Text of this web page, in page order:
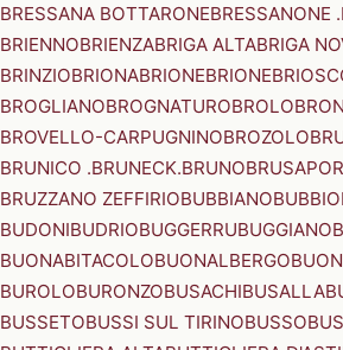
BRESSANA BOTTARONEBRESSANONE
BRIENNOBRIENZABRIGA ALTABRIGA
BRINZIOBRIONABRIONEBRIONE
BROGLIANOBROGNATUROBROLO
BROVELLO-CARPUGNINOBROZOLO
BRUNICO .BRUNECK.BRUNO
BRUZZANO ZEFFIRIOBUBBIANOBUBBIO
BUDONIBUDRIOBUGGERRUBUGGIANO
BUONABITACOLOBUONALBERGO
BUROLOBURONZOBUSACHIBUSALLA
BUSSETOBUSSI SUL TIRINOBUSSO